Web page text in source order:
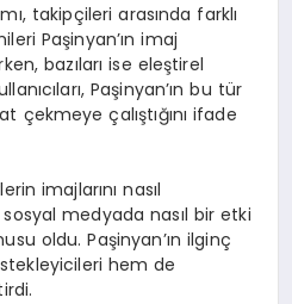
takipçileri arasında farklı
Paşinyan’ın imaj
bazıları ise eleştirel
Paşinyan’ın bu tür
çekmeye çalıştığını ifade
imajlarını nasıl
medyada nasıl bir etki
oldu. Paşinyan’ın ilginç
hem de